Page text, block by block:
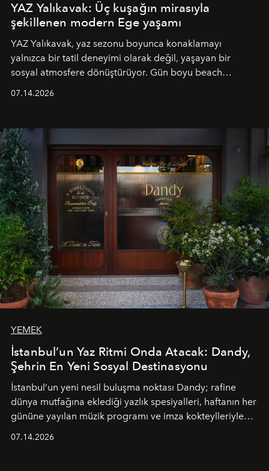
YAZ Yalıkavak: Üç kuşağın mirasıyla
şekillenen modern Ege yaşamı
YAZ Yalıkavak, yaz sezonu boyunca konaklamayı
yalnızca bir tatil deneyimi olarak değil, yaşayan bir
sosyal atmosfere dönüştürüyor. Gün boyu beach
tematik gastronomi geceleri misafirlerle buluşuyor.
Paylaşıma, lezzete ve müziğe odaklanan bu özel
akşamlar, YAZ’ın sade lüks anlayışını gün batımından
geceye taşıyarak her hafta farklı bir deneyim sunuyor.
07.14.2026
YEMEK
İstanbul’un Yaz Ritmi Onda Atacak: Dandy,
Şehrin En Yeni Sosyal Destinasyonu
İstanbul’un yeni nesil buluşma noktası Dandy; rafine
dünya mutfağına eklediği yazlık spesiyalleri, haftanın her
gününe yayılan müzik programı ve imza kokteylleriyle
07.14.2026